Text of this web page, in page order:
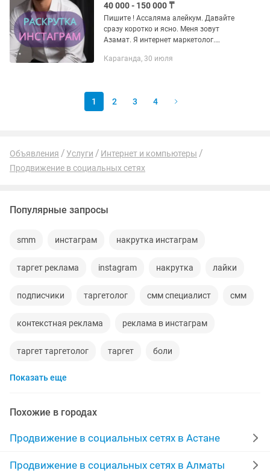
40 000 - 150 000 ₸
Пишите ! Ассаляма алейкум. Давайте
сразу коротко и ясно. Меня зовут
Азамат. Я интернет маркетолог.
результат - честно и качественно -
Караганда, 30 июля
1 2 3 4
Объявления Услуги
Интернет и компьютеры
Продвижение в социальных сетях
Популярные запросы
smm инстаграм накрутка инстаграм
таргет реклама instagram накрутка лайки
подписчики таргетолог смм специалист смм
контекстная реклама реклама в инстаграм
таргет таргетолог таргет боли
smm специалист
смм менеджер facebook смм инстаграм
сделать 5 1 реклама дизайн карточек
Показать еще
Похожие в городах
Продвижение в социальных сетях в Астане
Продвижение в социальных сетях в Алматы